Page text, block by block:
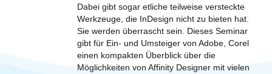
Dabei gibt sogar etliche teilweise versteckte
Werkzeuge, die InDesign nicht zu bieten hat.
Sie werden überrascht sein. Dieses Seminar
gibt für Ein- und Umsteiger von Adobe, Corel
einen kompakten Überblick über die
Möglichkeiten von Affinity Designer mit vielen